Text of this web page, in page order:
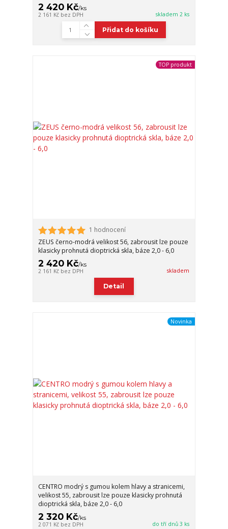
2 420 Kč/ks
2 161 Kč bez DPH skladem 2 ks
Přidat do košíku
TOP produkt
1 hodnocení
ZEUS černo-modrá velikost 56, zabrousit lze pouze
klasicky prohnutá dioptrická skla, báze 2,0 - 6,0
2 420 Kč/ks
2 161 Kč bez DPH skladem
Detail
Novinka
CENTRO modrý s gumou kolem hlavy a stranicemi,
velikost 55, zabrousit lze pouze klasicky prohnutá
dioptrická skla, báze 2,0 - 6,0
2 320 Kč/ks
2 071 Kč bez DPH do tří dnů 3 ks